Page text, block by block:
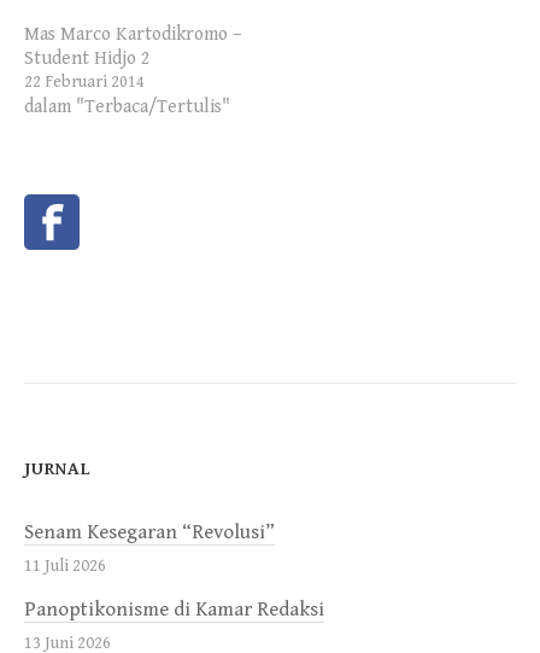
Mas Marco Kartodikromo –
Student Hidjo 2
22 Februari 2014
dalam "Terbaca/Tertulis"
JURNAL
Senam Kesegaran “Revolusi”
11 Juli 2026
Panoptikonisme di Kamar Redaksi
13 Juni 2026